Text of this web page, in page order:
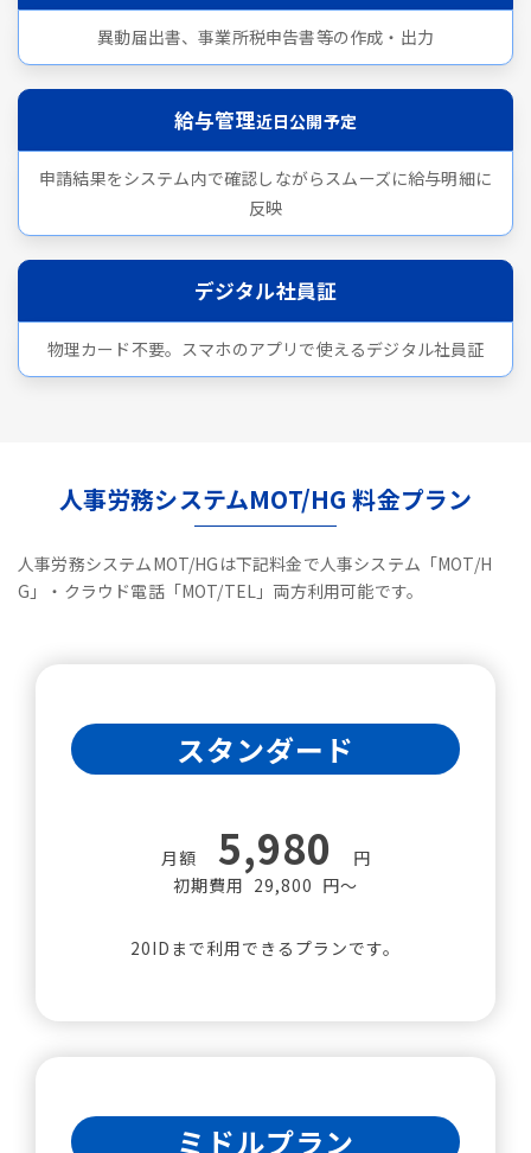
異動届出書、事業所税申告書等の作成・出力
給与管理近日公開予定
申請結果をシステム内で確認しながらスムーズに給与明細に
反映
デジタル社員証
物理カード不要。スマホのアプリで使えるデジタル社員証
人事労務システムMOT/HG 料金プラン
人事労務システムMOT/HGは下記料金で人事システム「MOT/H
G」・クラウド電話「MOT/TEL」両方利用可能です。
スタンダード
月額 5,980
円
初期費用 29,800 円～
20IDまで利用できるプランです。
ミドルプラン